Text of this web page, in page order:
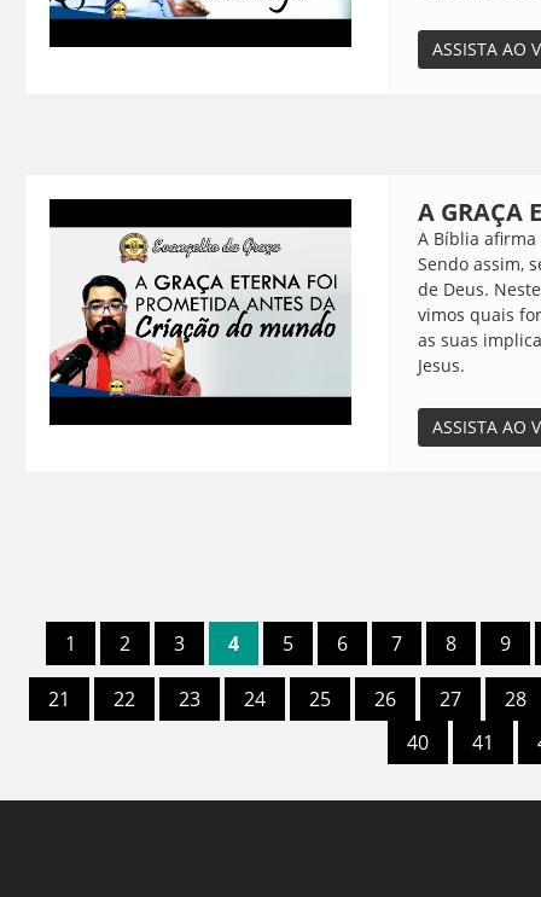
ASSISTA AO
A GRAÇA
A Bíblia afirma
Sendo assim,
de Deus.
vimos quais
as suas
Jesus.
ASSISTA AO
1 2 3 4 5 6 7 8 9
21 22 23 24 25 26 27
28
40
41